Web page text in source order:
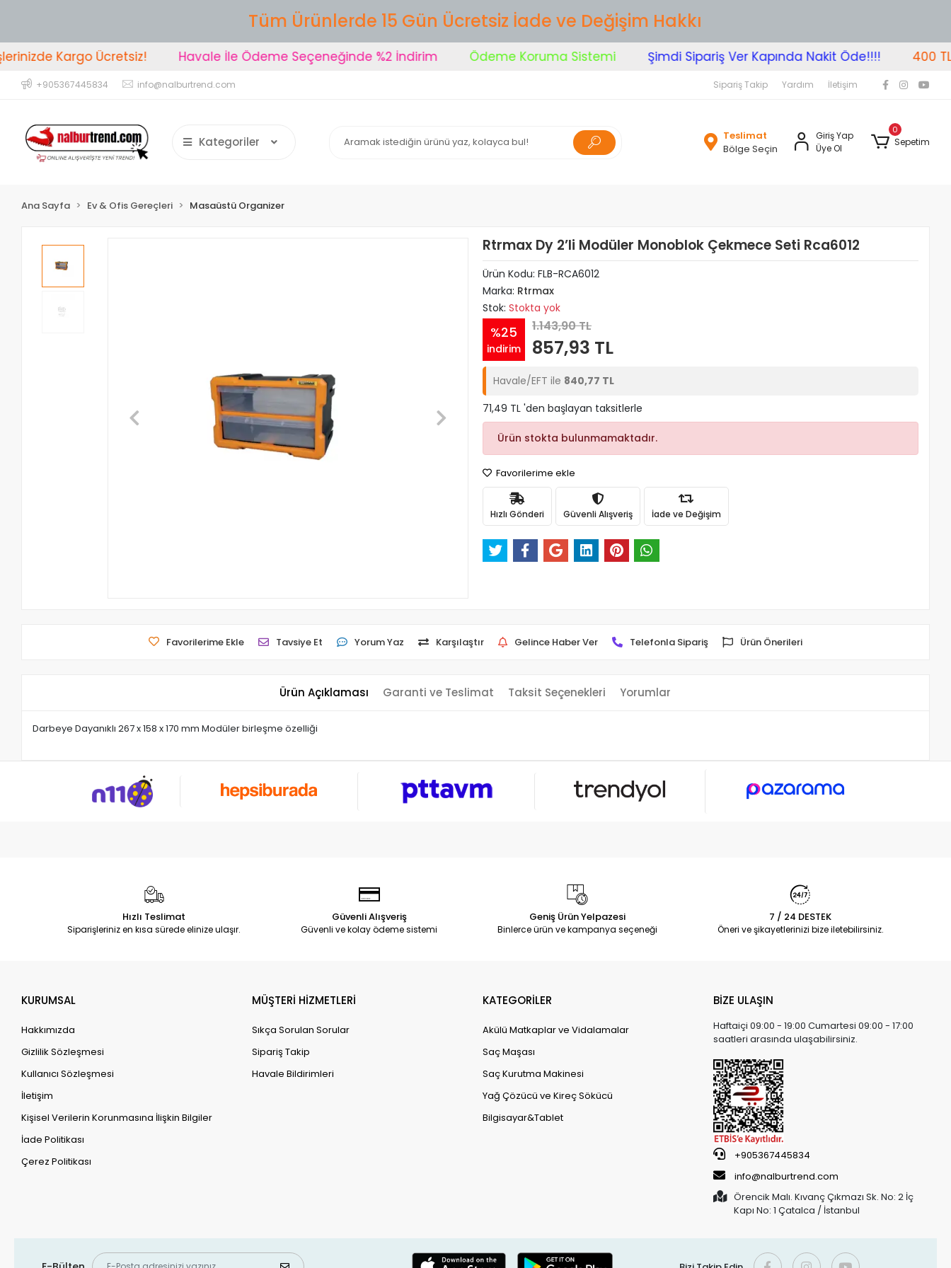
Tüm Ürünlerde 15 Gün Ücretsiz İade ve Değişim Hakkı
Kargo Ücretsiz! Havale İle Ödeme Seçeneğinde %2 İndirim Ödeme Koruma Sistemi Şimdi Sipariş Ver Kapında Nakit Öde!!!! 400 TL
+905367445834 info@nalburtrend.com Sipariş Takip Yardım İletişim
Kategoriler
Teslimat
Bölge Seçin
Giriş Yap
Üye Ol
0
Sepetim
Ana Sayfa Ev & Ofis Gereçleri Masaüstü Organizer
Rtrmax Dy 2’li Modüler Monoblok Çekmece Seti Rca6012
Ürün Kodu: FLB-RCA6012
Marka: Rtrmax
Stok: Stokta yok
%25
indirim
1.143,90 TL
857,93 TL
Havale/EFT ile 840,77 TL
71,49 TL 'den başlayan taksitlerle
Ürün stokta bulunmamaktadır.
Favorilerime ekle
Hızlı Gönderi Güvenli Alışveriş İade ve Değişim
Favorilerime Ekle Tavsiye Et Yorum Yaz Karşılaştır Gelince Haber Ver Telefonla Sipariş Ürün Önerileri
Ürün Açıklaması Garanti ve Teslimat Taksit Seçenekleri Yorumlar
Darbeye Dayanıklı 267 x 158 x 170 mm Modüler birleşme özelliği
Hızlı Teslimat
Siparişleriniz en kısa sürede elinize ulaşır.
Güvenli Alışveriş
Güvenli ve kolay ödeme sistemi
Geniş Ürün Yelpazesi
Binlerce ürün ve kampanya seçeneği
7 / 24 DESTEK
Öneri ve şikayetlerinizi bize iletebilirsiniz.
KURUMSAL
Hakkımızda
Gizlilik Sözleşmesi
Kullanıcı Sözleşmesi
İletişim
Kişisel Verilerin Korunmasına İlişkin Bilgiler
İade Politikası
Çerez Politikası
MÜŞTERİ HİZMETLERİ
Sıkça Sorulan Sorular
Sipariş Takip
Havale Bildirimleri
KATEGORİLER
Akülü Matkaplar ve Vidalamalar
Saç Maşası
Saç Kurutma Makinesi
Yağ Çözücü ve Kireç Sökücü
Bilgisayar&Tablet
BİZE ULAŞIN
Haftaiçi 09:00 - 19:00 Cumartesi 09:00 - 17:00
saatleri arasında ulaşabilirsiniz.
+905367445834
info@nalburtrend.com
Örencik Malı. Kıvanç Çıkmazı Sk. No: 2 İç
Kapı No: 1 Çatalca / İstanbul